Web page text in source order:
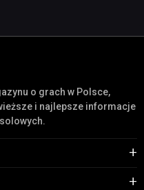
o grach w Polsce,
i najlepsze informacje